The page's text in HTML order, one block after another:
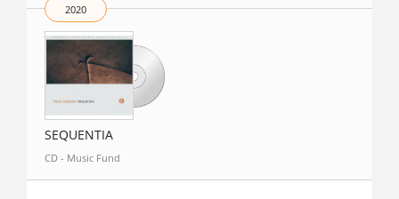
2020
SEQUENTIA
CD - Music Fund